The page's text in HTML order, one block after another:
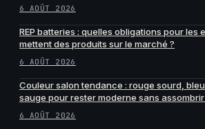
6 AOÛT 2026
REP batteries : quelles obligations pour les
mettent des produits sur le marché ?
6 AOÛT 2026
Couleur salon tendance : rouge sourd,
sauge pour rester moderne sans
6 AOÛT 2026